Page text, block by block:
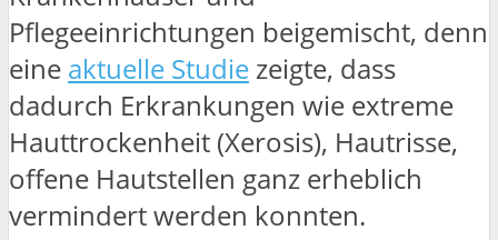
Pflegeeinrichtungen beigemischt, denn
eine aktuelle Studie zeigte, dass
dadurch Erkrankungen wie extreme
Hauttrockenheit (Xerosis), Hautrisse,
offene Hautstellen ganz erheblich
vermindert werden konnten.